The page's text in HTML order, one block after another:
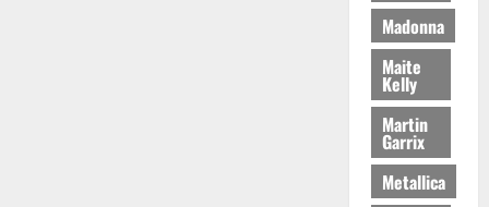
Madonna
Maite
Kelly
Martin
Garrix
Metallica